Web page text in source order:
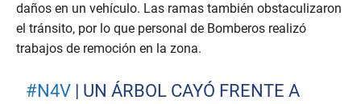
daños en un vehículo. Las ramas también obstaculizaron
el tránsito, por lo que personal de Bomberos realizó
trabajos de remoción en la zona.
#N4V | UN ÁRBOL CAYÓ FRENTE A